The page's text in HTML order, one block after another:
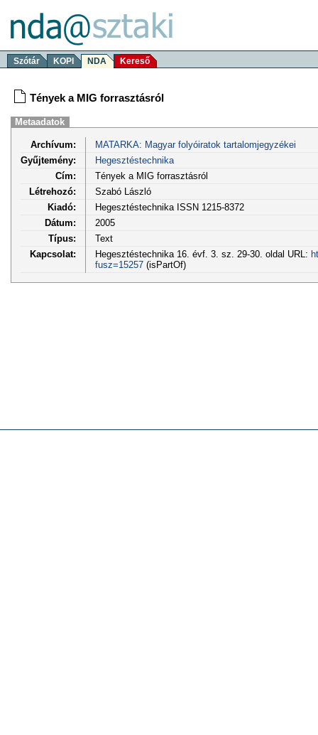
Szótár KOPI NDA Kereső
Tények a MIG forrasztásról
Metaadatok
Archívum:
MATARKA: Magyar folyóiratok tartalomjegyzékei
Gyűjtemény:
Hegesztéstechnika
Cím:
Tények a MIG forrasztásról
Létrehozó:
Szabó László
Kiadó:
Hegesztéstechnika ISSN 1215-8372
Dátum:
2005
Típus:
Text
Kapcsolat:
Hegesztéstechnika 16. évf. 3. sz. 29-30. oldal URL:
fusz=15257(isPartOf)